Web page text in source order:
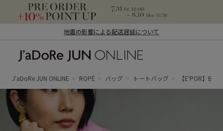
地震の影響による配送遅延について
ン オンライン）
J'aDoRe JUN ONLINE ROPÉ バッグ トートバッグ 【E'POR】